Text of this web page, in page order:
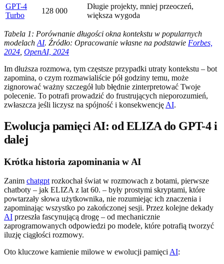
GPT-4
Turbo
128 000
Długie projekty, mniej przeoczeń,
większa wygoda
Tabela 1: Porównanie długości okna kontekstu w popularnych
modelach AI. Źródło: Opracowanie własne na podstawie Forbes,
2024 OpenAI, 2024
Im dłuższa rozmowa, tym częstsze przypadki utraty kontekstu – bot
zapomina, o czym rozmawialiście pół godziny temu, może
zignorować ważny szczegół lub błędnie zinterpretować Twoje
polecenie. To potrafi prowadzić do frustrujących nieporozumień,
zwłaszcza jeśli liczysz na spójność i konsekwencję AI.
Ewolucja pamięci AI: od ELIZA do GPT-4 i
dalej
Krótka historia zapominania w AI
Zanim chatgpt rozkochał świat w rozmowach z botami, pierwsze
chatboty – jak ELIZA z lat 60. – były prostymi skryptami, które
powtarzały słowa użytkownika, nie rozumiejąc ich znaczenia i
zapominając wszystko po zakończonej sesji. Przez kolejne dekady
AI przeszła fascynującą drogę – od mechanicznie
zaprogramowanych odpowiedzi po modele, które potrafią tworzyć
iluzję ciągłości rozmowy.
Oto kluczowe kamienie milowe w ewolucji pamięci AI: